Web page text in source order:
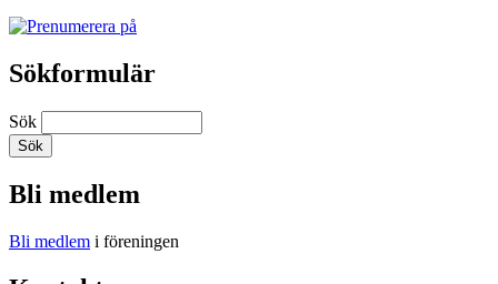
Sökformulär
Sök
Bli medlem
Bli medlem i föreningen